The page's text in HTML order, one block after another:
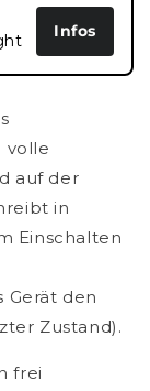
Infos
volle
auf der
in
Einschalten
Gerät den
Zustand).
frei